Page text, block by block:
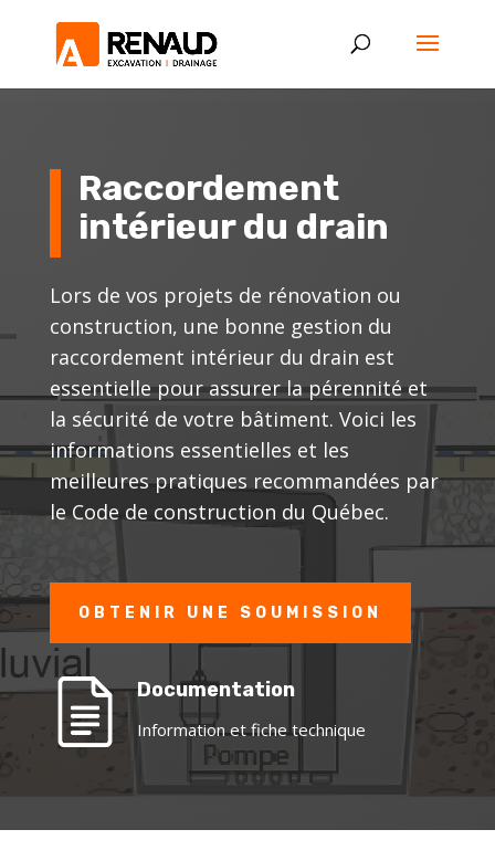
Raccordement
intérieur du drain
Lors de vos projets de rénovation ou
construction, une bonne gestion du
raccordement intérieur du drain est
essentielle pour assurer la pérennité et
la sécurité de votre bâtiment. Voici les
informations essentielles et les
meilleures pratiques recommandées par
le Code de construction du Québec.
OBTENIR UNE SOUMISSION
Documentation
Information et fiche technique